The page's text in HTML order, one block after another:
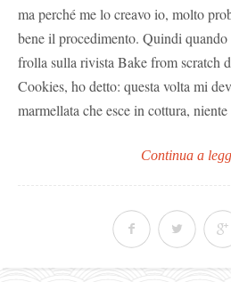
ma perché me lo creavo io, molto
bene il procedimento. Quindi
frolla sulla rivista Bake from scratch
Cookies, ho detto: questa volta mi
marmellata che esce in cottura, niente
Continua a